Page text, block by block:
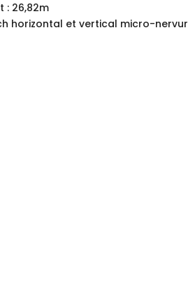
: 26,82m
horizontal et vertical micro-